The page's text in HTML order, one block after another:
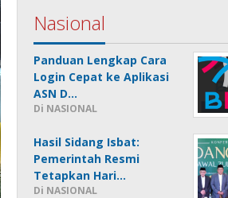
Nasional
Panduan Lengkap Cara
Login Cepat ke Aplikasi
ASN D…
Di NASIONAL
Hasil Sidang Isbat:
Pemerintah Resmi
Tetapkan Hari…
Di NASIONAL